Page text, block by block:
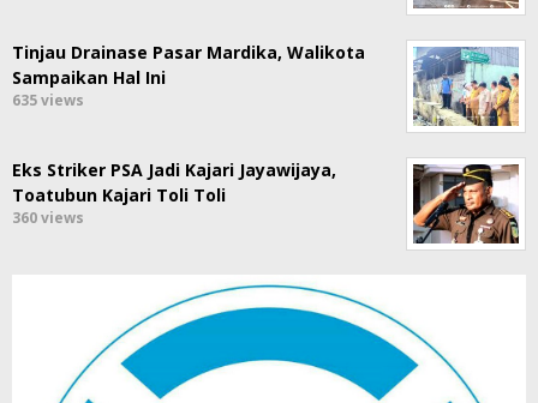
Tinjau Drainase Pasar Mardika, Walikota
Sampaikan Hal Ini
635 views
Eks Striker PSA Jadi Kajari Jayawijaya,
Toatubun Kajari Toli Toli
360 views